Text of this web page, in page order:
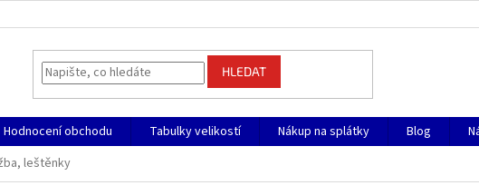
HLEDAT
Hodnocení obchodu Tabulky velikostí Nákup na splátky Blog
leštěnky